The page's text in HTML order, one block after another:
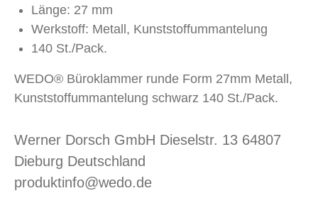
Länge: 27 mm
Werkstoff: Metall, Kunststoffummantelung
140 St./Pack.
WEDO® Büroklammer runde Form 27mm Metall,
Kunststoffummantelung schwarz 140 St./Pack.
Werner Dorsch GmbH Dieselstr. 13 64807
Dieburg Deutschland
produktinfo@wedo.de